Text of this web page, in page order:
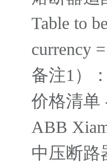
Table to
currency
备注1）
价格清单
ABB
中压断路